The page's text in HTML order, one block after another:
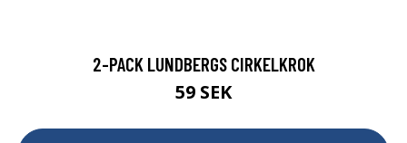
2-PACK LUNDBERGS CIRKELKROK
59 SEK